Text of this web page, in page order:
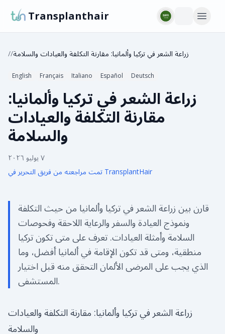
Transplanthair
//زراعة الشعر في تركيا وألمانيا: مقارنة التكلفة والعيادات والسلامة
English Français Italiano Español Deutsch
زراعة الشعر في تركيا وألمانيا:
مقارنة التكلفة والعيادات
والسلامة
٧ يوليو ٢٠٢٦
تمت مراجعته من فريق التحرير في TransplantHair
قارن بين زراعة الشعر في تركيا وألمانيا من حيث التكلفة
ونموذج العيادة والسفر والرعاية اللاحقة وفحوصات
السلامة وأمثلة العيادات. تعرف على متى تكون تركيا
منطقية، ومتى قد تكون الإقامة في ألمانيا أفضل، وما
الذي يجب على المرضى الألمان التحقق منه قبل اختيار
المستشفى.
زراعة الشعر في تركيا وألمانيا: مقارنة التكلفة والعيادات
والسلامة